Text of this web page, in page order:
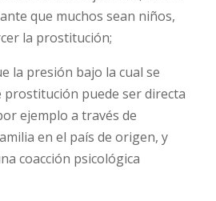
que muchos sean niños,
la prostitución;
la presión bajo la cual se
prostitución puede ser directa
ejemplo a través de
en el país de origen, y
coacción psicológica